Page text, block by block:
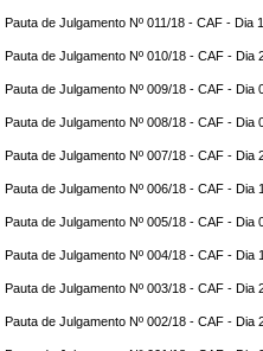
Pauta de Julgamento Nº 011/18 - CAF - Dia
Pauta de Julgamento Nº 010/18 - CAF - Dia
Pauta de Julgamento Nº 009/18 - CAF - Dia
Pauta de Julgamento Nº 008/18 - CAF - Dia
Pauta de Julgamento Nº 007/18 - CAF - Dia
Pauta de Julgamento Nº 006/18 - CAF - Dia
Pauta de Julgamento Nº 005/18 - CAF - Dia
Pauta de Julgamento Nº 004/18 - CAF - Dia
Pauta de Julgamento Nº 003/18 - CAF - Dia
Pauta de Julgamento Nº 002/18 - CAF - Dia